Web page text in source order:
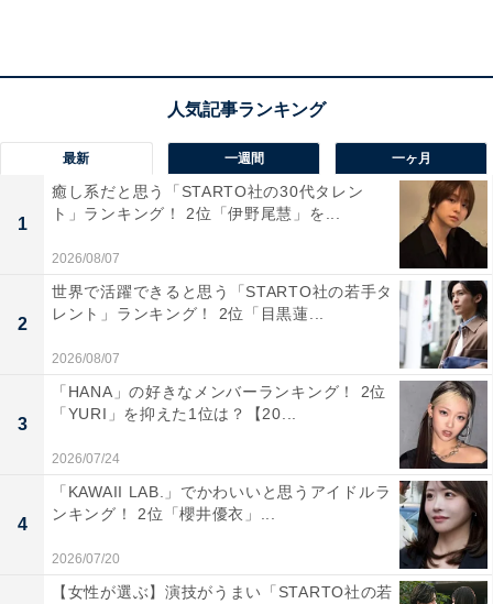
1位：浮所飛貴（ACEes）／107票
最新 一週間 一ヶ月
1
癒し系だと思う「STARTO社の30代タレン
ト」ランキング！ 2位「伊野尾慧」を...
2026/08/07
2
世界で活躍できると思う「STARTO社の若手タ
レント」ランキング！ 2位「目黒蓮...
2026/08/07
3
「HANA」の好きなメンバーランキング！ 2位
「YURI」を抑えた1位は？【20...
2026/07/24
4
「KAWAII LAB.」でかわいいと思うアイドルラ
ンキング！ 2位「櫻井優衣」...
2026/07/20
【女性が選ぶ】演技がうまい「STARTO社の若